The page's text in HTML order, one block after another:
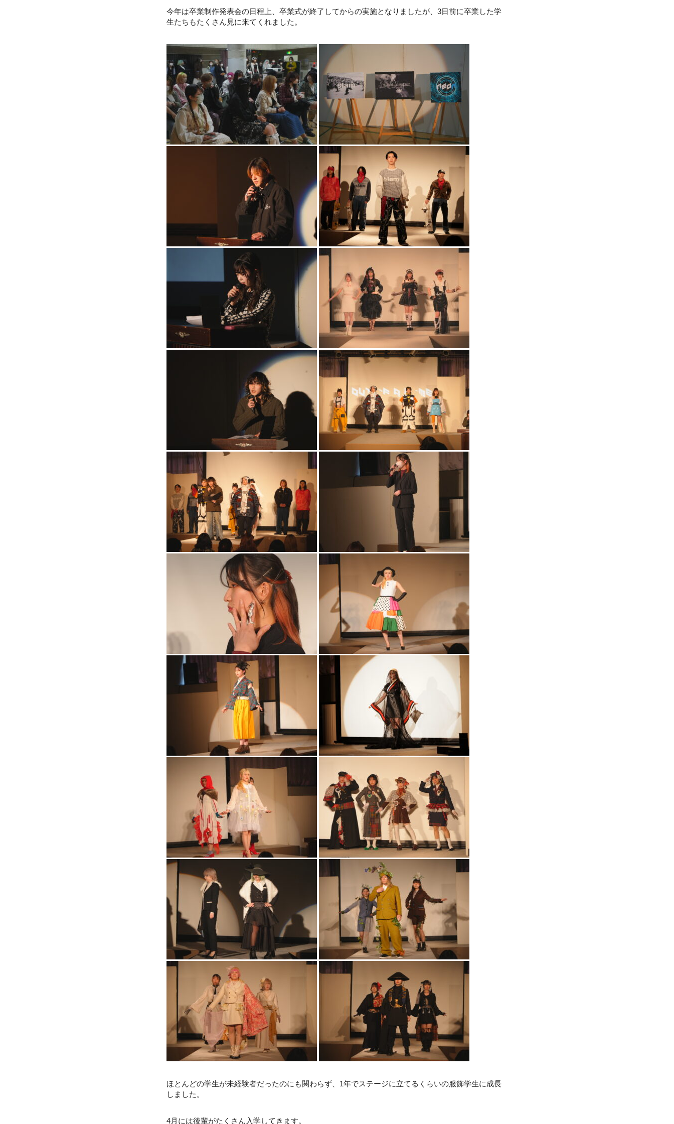
今年は卒業制作発表会の日程上、卒業式が終了してからの実施となりましたが、3日前に卒業した学
生たちもたくさん見に来てくれました。
ほとんどの学生が未経験者だったのにも関わらず、1年でステージに立てるくらいの服飾学生に成長
しました。
4月には後輩がたくさん入学してきます。